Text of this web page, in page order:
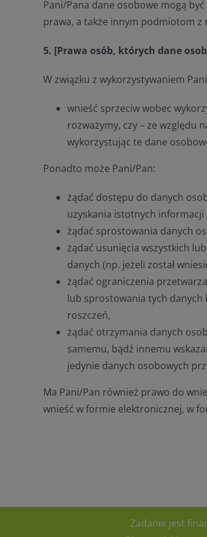
Pani/Pana dane osobowe mogą
prawa, a także innym podmiotom
5. [Prawa osób, których dane
W związku z wykorzystywaniem
wnieść sprzeciw wobec
rozważymy, czy – ze względu
wykorzystując te dane
Ponadto może Pani/Pan:
żądać dostępu do danych
uzyskania istotnych informacji
żądać sprostowania danych
żądać usunięcia wszystkich
danych (np. jeżeli został
żądać ograniczenia
lub sprostowania tych danych
roszczeń,
żądać otrzymania danych
samemu, bądź innemu
jedynie danych osobowych
Ma Pani/Pan również prawo do
wnieść w formie elektronicznej, w
Zadanie jest